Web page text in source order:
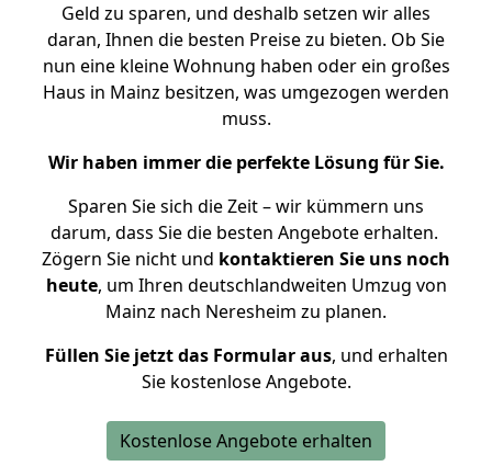
Geld zu sparen, und deshalb setzen wir alles
daran, Ihnen die besten Preise zu bieten. Ob Sie
nun eine kleine Wohnung haben oder ein großes
Haus in Mainz besitzen, was umgezogen werden
muss.
Wir haben immer die perfekte Lösung für Sie.
Sparen Sie sich die Zeit – wir kümmern uns
darum, dass Sie die besten Angebote erhalten.
Zögern Sie nicht und kontaktieren Sie uns noch
heute, um Ihren deutschlandweiten Umzug von
Mainz nach Neresheim zu planen.
Füllen Sie jetzt das Formular aus, und erhalten
Sie kostenlose Angebote.
Kostenlose Angebote erhalten